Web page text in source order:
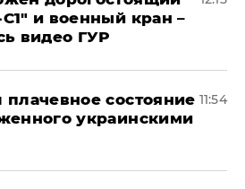
и военный кран –
видео ГУР
состояние
украинскими
11:54